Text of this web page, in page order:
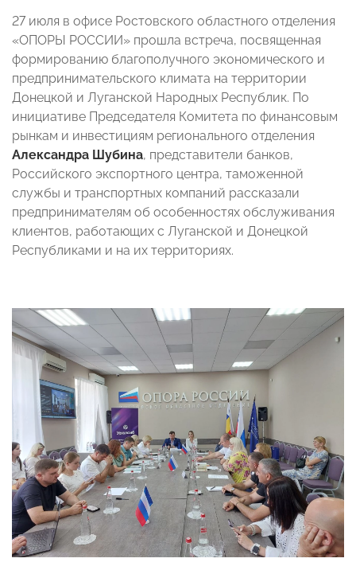
27 июля в офисе Ростовского областного отделения
«ОПОРЫ РОССИИ» прошла встреча, посвященная
формированию благополучного экономического и
предпринимательского климата на территории
Донецкой и Луганской Народных Республик. По
инициативе Председателя Комитета по финансовым
рынкам и инвестициям регионального отделения
Александра Шубина, представители банков,
Российского экспортного центра, таможенной
службы и транспортных компаний рассказали
предпринимателям об особенностях обслуживания
клиентов, работающих с Луганской и Донецкой
Республиками и на их территориях.